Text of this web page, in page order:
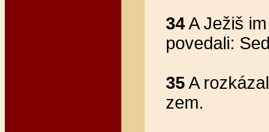
34A Ježiš
povedali:
35A
zem.